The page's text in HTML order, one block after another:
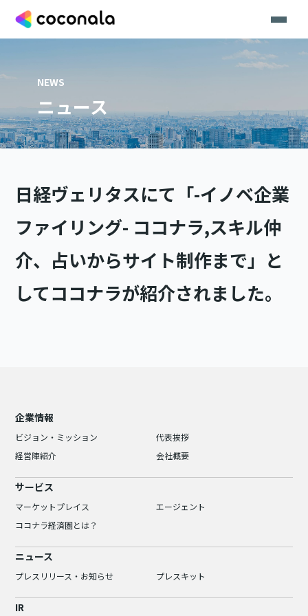
NEWS
ニュース
日経ヴェリタスにて「-イノベ企業
ファイリング- ココナラ,スキル仲
介、占いからサイト制作まで」と
してココナラが紹介されました。
企業情報
ビジョン・ミッション
代表挨拶
経営陣紹介
会社概要
サービス
マーケットプレイス
エージェント
ココナラ経済圏とは？
ニュース
プレスリリース・お知らせ プレスキット
IR